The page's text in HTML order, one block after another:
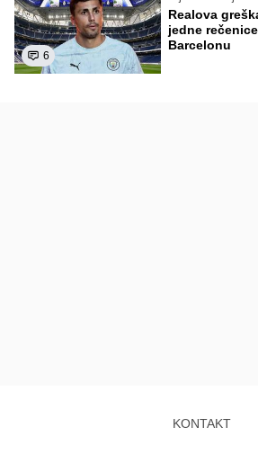
6
Realova
jedne
Barcelonu
KONTAKT